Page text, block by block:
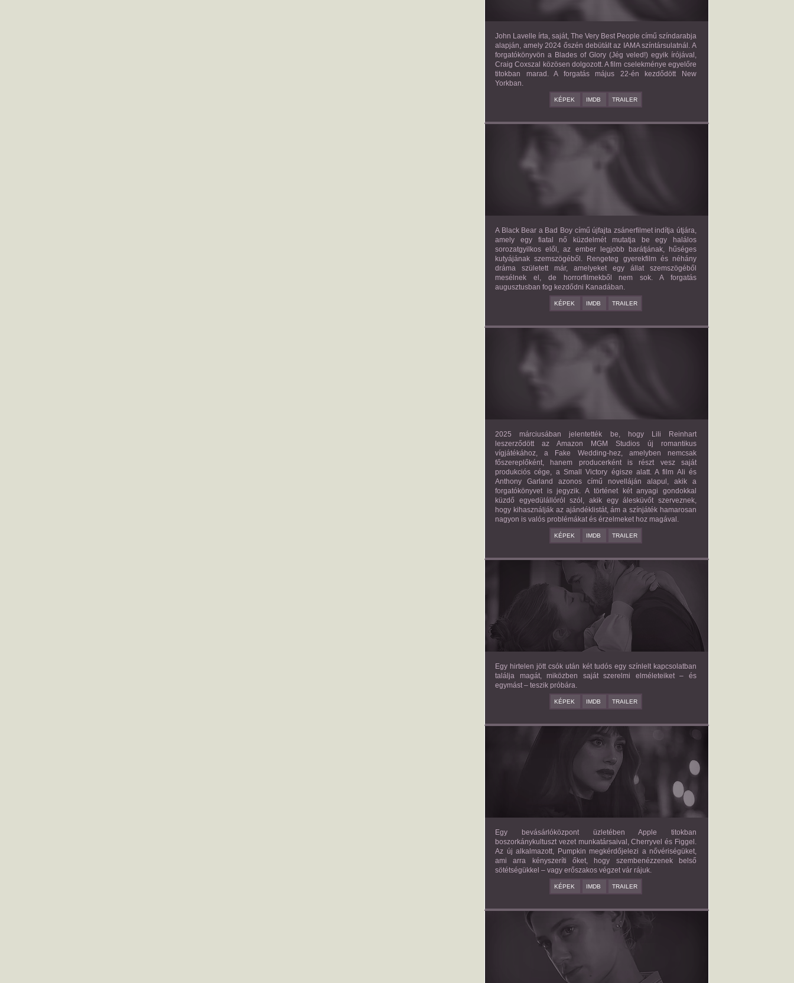
John Lavelle írta, saját, The Very Best People című színdarabja
alapján, amely 2024 őszén debütált az IAMA színtársulatnál. A
forgatókönyvön a Blades of Glory (Jég veled!) egyik írójával,
Craig Coxszal közösen dolgozott. A film cselekménye egyelőre
titokban marad. A forgatás május 22-én kezdődött New
Yorkban.
KÉPEK IMDB TRAILER
BAD BOY
A Black Bear a Bad Boy című újfajta zsánerfilmet indítja útjára,
amely egy fiatal nő küzdelmét mutatja be egy halálos
sorozatgyilkos elől, az ember legjobb barátjának, hűséges
kutyájának szemszögéből. Rengeteg gyerekfilm és néhány
dráma született már, amelyeket egy állat szemszögéből
mesélnek el, de horrorfilmekből nem sok. A forgatás
augusztusban fog kezdődni Kanadában.
KÉPEK IMDB TRAILER
FAKE WEDDING
2025 márciusában jelentették be, hogy Lili Reinhart
leszerződött az Amazon MGM Studios új romantikus
vígjátékához, a Fake Wedding-hez, amelyben nemcsak
főszereplőként, hanem producerként is részt vesz saját
produkciós cége, a Small Victory égisze alatt. A film Ali és
Anthony Garland azonos című novelláján alapul, akik a
forgatókönyvet is jegyzik. A történet két anyagi gondokkal
küzdő egyedülállóról szól, akik egy álesküvőt szerveznek,
hogy kihasználják az ajándéklistát, ám a színjáték hamarosan
nagyon is valós problémákat és érzelmeket hoz magával.
KÉPEK IMDB TRAILER
THE LOVE HYPOTHESIS
2026/09/23
OLIVE SMITH
Egy hirtelen jött csók után két tudós egy színlelt kapcsolatban
találja magát, miközben saját szerelmi elméleteiket – és
egymást – teszik próbára.
KÉPEK IMDB TRAILER
FORBIDDEN FRUITS
2026/03/27
APPLE
Egy bevásárlóközpont üzletében Apple titokban
boszorkánykultuszt vezet munkatársaival, Cherryvel és Figgel.
Az új alkalmazott, Pumpkin megkérdőjelezi a nővériségüket,
ami arra kényszeríti őket, hogy szembenézzenek belső
sötétségükkel – vagy erőszakos végzet vár rájuk.
KÉPEK IMDB TRAILER
AMERICAN SWEATSHOP
DAISY MORIARTY